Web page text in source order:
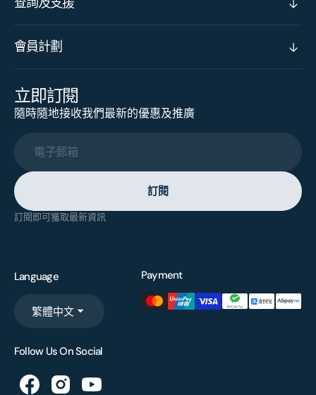
會員計劃
立即訂閱
隨時隨地接收我們最新的優惠及推廣
電子郵箱
訂閱
訂閱即可獲取最新資訊
Language
繁體中文
Payment
Follow Us On Social